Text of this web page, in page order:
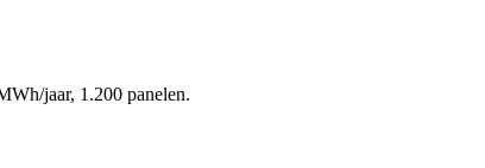
jaar, 1.200 panelen.